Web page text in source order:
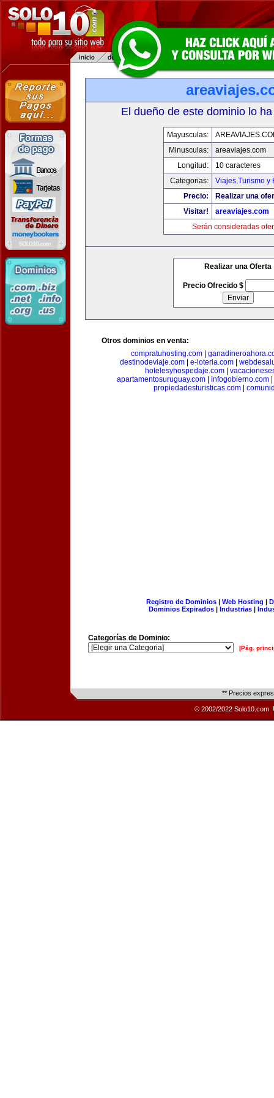
El dueño de este dominio lo
Mayusculas:
Minusculas:
areaviajes.com
Longitud:
10 caracteres
Categorias:
Viajes,Turismo y
Precio:
Realizar una
Visitar!
areaviajes.com
Serán consideradas
Realizar una Oferta
Precio Ofrecido $
Otros dominios en venta:
compratuhosting.com|
destinodeviaje.com
e-loteria.com
hotelesyhospedaje.com
apartamentosuruguay.com
infogobierno.com
propiedadesturisticas.com|
Registro de Dominios| Web Hosting |
Dominios Expirados | Industrias |
Categorías de Dominio:
[Pág.
** Precios
© 2002/2022 Solo10.com